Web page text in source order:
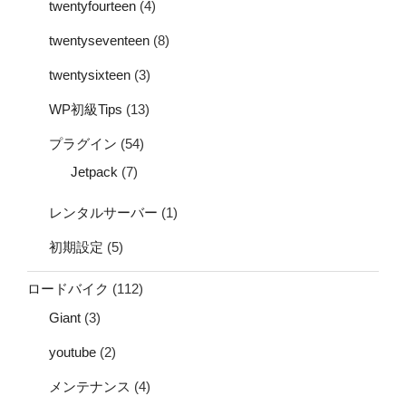
twentyfourteen (4)
twentyseventeen (8)
twentysixteen (3)
WP初級Tips (13)
プラグイン (54)
Jetpack (7)
レンタルサーバー (1)
初期設定 (5)
ロードバイク (112)
Giant (3)
youtube (2)
メンテナンス (4)